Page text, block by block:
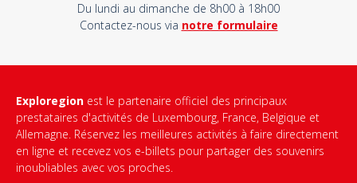
Du lundi au dimanche de 8h00 à 18h00
Contactez-nous via notre formulaire
Exploregion est le partenaire officiel des principaux
prestataires d'activités de Luxembourg, France, Belgique et
Allemagne. Réservez les meilleures activités à faire directement
en ligne et recevez vos e-billets pour partager des souvenirs
inoubliables avec vos proches.